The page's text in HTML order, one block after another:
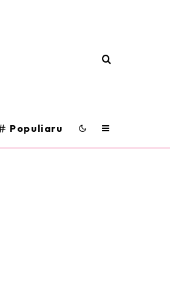
Populiaru